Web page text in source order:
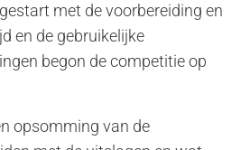
met de voorbereiding en
en de gebruikelijke
begon de competitie op
opsomming van de